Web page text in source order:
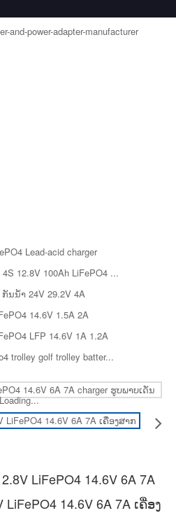
Lead-acid charger
12.8V 100Ah LiFePO4 ...
ນນໍ້າ 24V 29.2V 4A
14.6V 1.5A 2A
LFP 14.6V 1A 1.2A
trolley golf trolley batter...
Loading...
LiFePO4 14.6V 6A 7A
14.6V 6A 7A ເຄື່ອງ